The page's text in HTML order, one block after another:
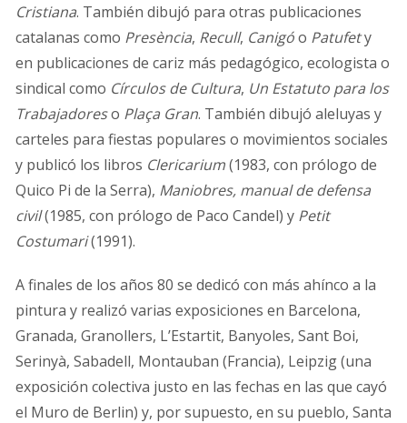
Cristiana. También dibujó para otras publicaciones
catalanas como Presència, Recull, Canigóo Patufety
en publicaciones de cariz más pedagógico, ecologista o
sindical como Círculos de Cultura, Un Estatuto para los
Trabajadoreso Plaça Gran. También dibujó aleluyas y
carteles para fiestas populares o movimientos sociales
y publicó los libros Clericarium(1983, con prólogo de
Quico Pi de la Serra), Maniobres, manual de defensa
civil(1985, con prólogo de Paco Candel) y Petit
Costumari(1991).
A finales de los años 80 se dedicó con más ahínco a la
pintura y realizó varias exposiciones en Barcelona,
Granada, Granollers, L’Estartit, Banyoles, Sant Boi,
Serinyà, Sabadell, Montauban (Francia), Leipzig (una
exposición colectiva justo en las fechas en las que cayó
el Muro de Berlin) y, por supuesto, en su pueblo, Santa